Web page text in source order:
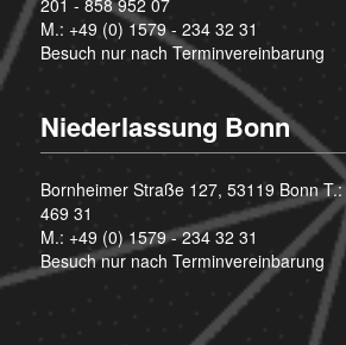
M.: +49 (0) 1579 - 234 32 31
Besuch nur nach Terminvereinbarung
Niederlassung Bonn
Bornheimer Straße 127, 53119 Bonn T.:
469 31
M.: +49 (0) 1579 - 234 32 31
Besuch nur nach Terminvereinbarung